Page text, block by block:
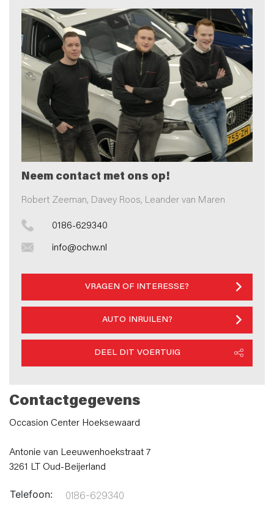
Neem contact met ons op!
Robert Zeeman, Davey Roos, Leander van Maren
0186-629340
info@ochw.nl
VRAGEN OF INTERESSE?
AUTO INRUILEN?
DEEL DIT VOERTUIG
Contactgegevens
Occasion Center Hoeksewaard
Antonie van Leeuwenhoekstraat 7
3261 LT Oud-Beijerland
Telefoon: 0186-629340